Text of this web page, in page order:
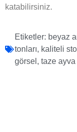
katabilirsiniz.
Etiketler: beyaz
tonları, kaliteli
görsel , taze ayva